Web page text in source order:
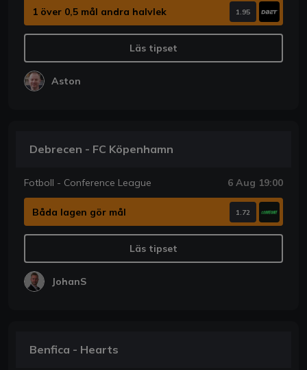
1 över 0,5 mål andra halvlek 1.95
Läs tipset
Aston
Debrecen - FC Köpenhamn
Fotboll - Conference League 6 Aug 19:00
Båda lagen gör mål 1.72
Läs tipset
JohanS
Benfica - Hearts